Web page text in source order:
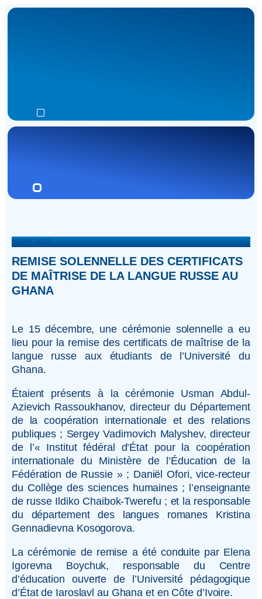
NEWS 2023
REMISE SOLENNELLE DES CERTIFICATS
DE MAÎTRISE DE LA LANGUE RUSSE AU
GHANA
Le 15 décembre, une cérémonie solennelle a eu
lieu pour la remise des certificats de maîtrise de la
langue russe aux étudiants de l’Université du
Ghana.
Étaient présents à la cérémonie Usman Abdul-
Azievich Rassoukhanov, directeur du Département
de la coopération internationale et des relations
publiques ; Sergey Vadimovich Malyshev, directeur
de l’« Institut fédéral d’État pour la coopération
internationale du Ministère de l’Éducation de la
Fédération de Russie » ; Daniël Ofori, vice-recteur
du Collège des sciences humaines ; l’enseignante
de russe Ildiko Chaibok-Twerefu ; et la responsable
du département des langues romanes Kristina
Gennadievna Kosogorova.
La cérémonie de remise a été conduite par Elena
Igorevna Boychuk, responsable du Centre
d’éducation ouverte de l’Université pédagogique
d’État de Iaroslavl au Ghana et en Côte d’Ivoire.